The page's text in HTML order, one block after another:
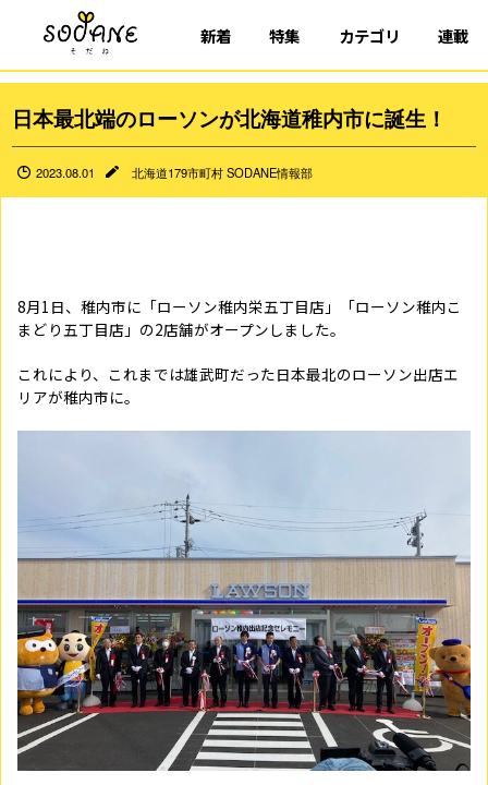
新着 特集 カテゴリ 連載
日本最北端のローソンが北海道稚内市に誕生！
2023.08.01 北海道179市町村 SODANE情報部
8月1日、稚内市に「ローソン稚内栄五丁目店」「ローソン稚内こ
まどり五丁目店」の2店舗がオープンしました。
これにより、これまでは雄武町だった日本最北のローソン出店エ
リアが稚内市に。